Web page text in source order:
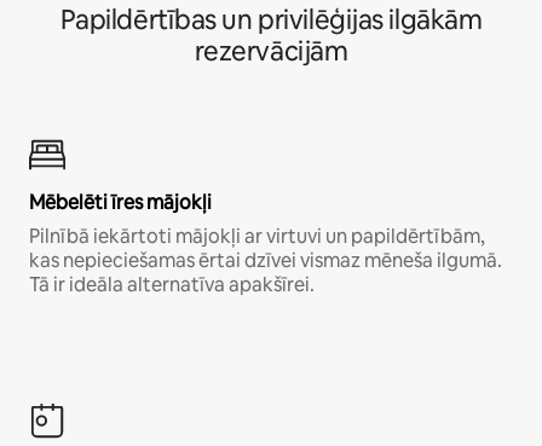
Papildērtības un privilēģijas ilgākām
rezervācijām
Mēbelēti īres mājokļi
Pilnībā iekārtoti mājokļi ar virtuvi un papildērtībām,
kas nepieciešamas ērtai dzīvei vismaz mēneša ilgumā.
Tā ir ideāla alternatīva apakšīrei.